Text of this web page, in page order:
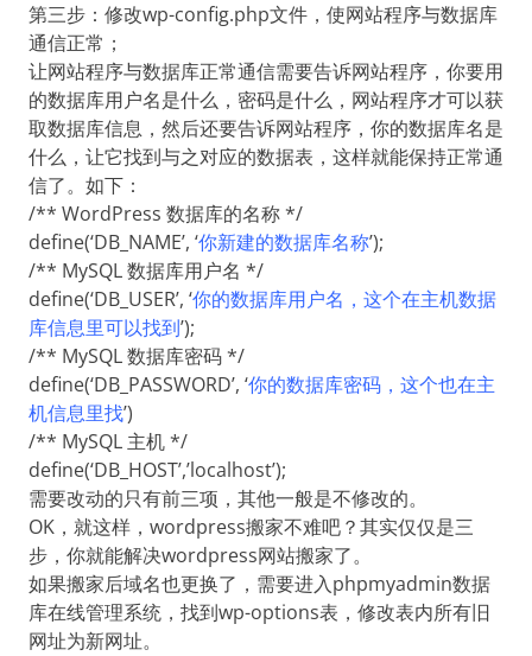
第三步：修改wp-config.php文件，使网站程序与数据库
通信正常；
让网站程序与数据库正常通信需要告诉网站程序，你要用
的数据库用户名是什么，密码是什么，网站程序才可以获
取数据库信息，然后还要告诉网站程序，你的数据库名是
什么，让它找到与之对应的数据表，这样就能保持正常通
信了。如下：
/** WordPress 数据库的名称 */
define(‘DB_NAME’, ‘你新建的数据库名称’);
/** MySQL 数据库用户名 */
define(‘DB_USER’, ‘你的数据库用户名，这个在主机数据
库信息里可以找到’);
/** MySQL 数据库密码 */
define(‘DB_PASSWORD’, ‘你的数据库密码，这个也在主
机信息里找’)
/** MySQL 主机 */
define(‘DB_HOST’,’localhost’);
需要改动的只有前三项，其他一般是不修改的。
OK，就这样，wordpress搬家不难吧？其实仅仅是三
步，你就能解决wordpress网站搬家了。
如果搬家后域名也更换了，需要进入phpmyadmin数据
库在线管理系统，找到wp-options表，修改表内所有旧
网址为新网址。